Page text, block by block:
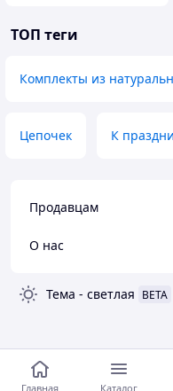
ТОП теги
Комплекты из
Цепочек К
Продавцам
О нас
Тема - светлая BETA
Главная Каталог